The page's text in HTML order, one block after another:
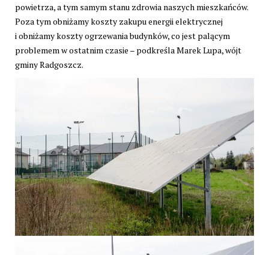
powietrza, a tym samym stanu zdrowia naszych mieszkańców.
Poza tym obniżamy koszty zakupu energii elektrycznej
i obniżamy koszty ogrzewania budynków, co jest palącym
problemem w ostatnim czasie – podkreśla Marek Lupa, wójt
gminy Radgoszcz.